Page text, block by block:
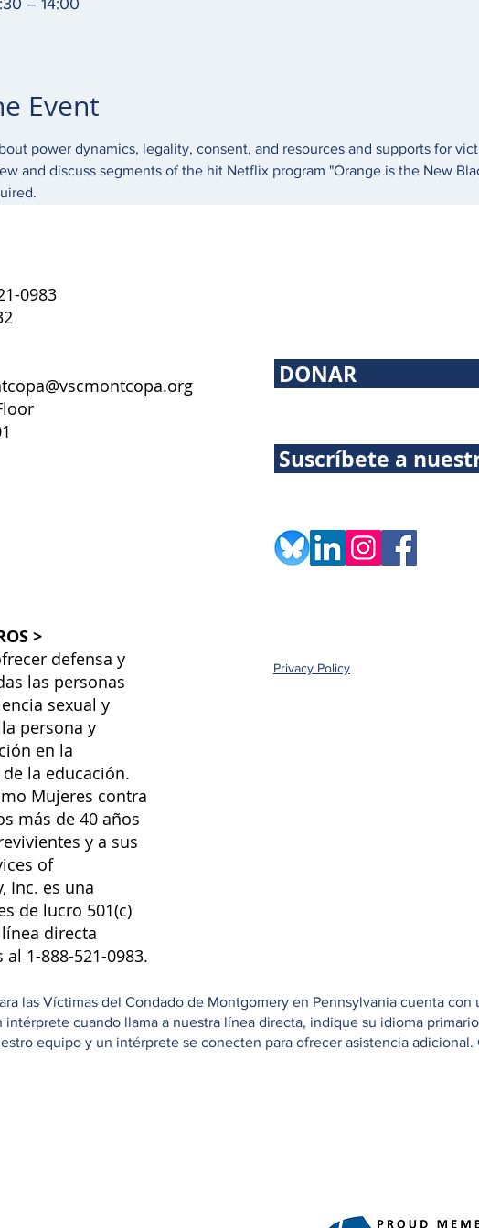
– 14:00
Event
power dynamics, legality, consent, and resources and supports for
and discuss segments of the hit Netflix program "Orange is the New
0983
DONAR
Suscríbete a
>
defensa y
las personas
sexual y
persona y
en la
la educación.
Mujeres contra
más de 40 años
y a sus
of
Inc. es una
de lucro 501(c)
directa
1-888-521-0983.
Privacy Policy
las Víctimas del Condado de Montgomery en Pennsylvania cuenta con
intérprete cuando llama a nuestra línea directa, indique su idioma
equipo y un intérprete se conecten para ofrecer asistencia adicional.